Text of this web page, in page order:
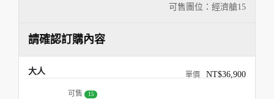
可售團位：經濟艙15
請確認訂購內容
大人 NT$36,900
可售 15